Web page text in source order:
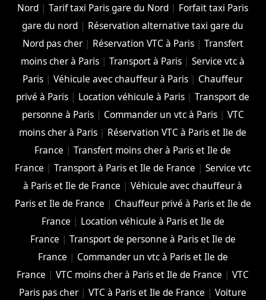
Nord |Tarif taxi Paris gare du Nord | Forfait taxi Paris
gare du nord | Réservation alternative taxi gare du
Nord pas cher| Réservation VTC à Paris| Transfert
moins cher à Paris |Transport à Paris |Service vtc à
Paris |Véhicule avec chauffeur à Paris | Chauffeur
privé à Paris | Location véhicule à Paris |Transport de
personne à Paris| Commander un vtc à Paris| VTC
moins cher à Paris | Réservation VTC à Paris et Ile de
France |Transfert moins cher à Paris et Ile de
France |Transport à Paris et Ile de France |Service vtc
à Paris et Ile de France |Véhicule avec chauffeur à
Paris et Ile de France | Chauffeur privé à Paris et Ile de
France | Location véhicule à Paris et Ile de
France | Transport de personne à Paris et Ile de
France | Commander un vtc à Paris et Ile de
France |VTC moins cher à Paris et Ile de France |VTC
Paris pas cher |VTC à Paris et Ile de France |Voiture